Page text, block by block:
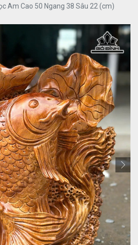
Am Cao 50 Ngang 38 Sâu 22 (cm)